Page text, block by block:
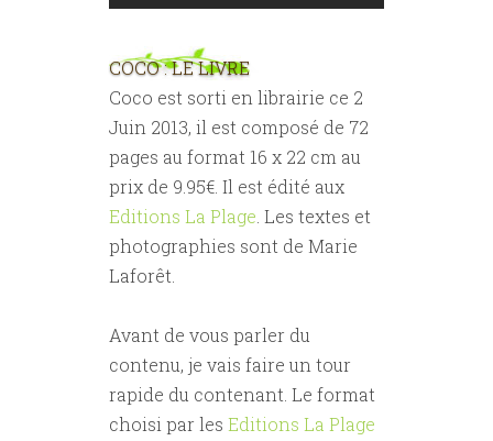
COCO : LE LIVRE
Coco est sorti en librairie ce 2
Juin 2013, il est composé de 72
pages au format 16 x 22 cm au
prix de 9.95€. Il est édité aux
Editions La Plage. Les textes et
photographies sont de Marie
Laforêt.
Avant de vous parler du
contenu, je vais faire un tour
rapide du contenant. Le format
choisi par les Editions La Plage